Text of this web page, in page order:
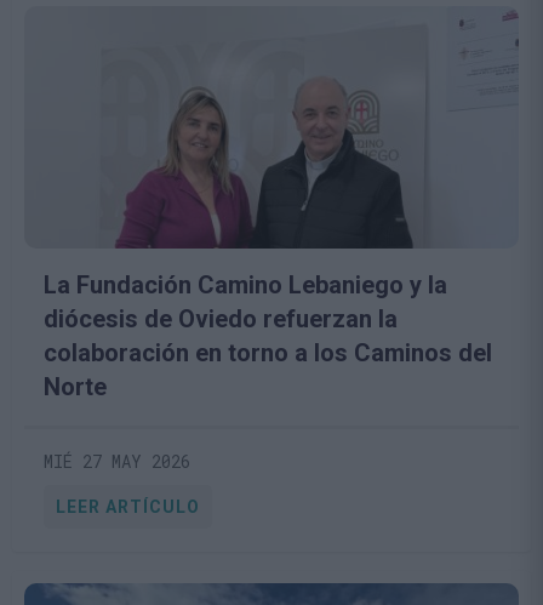
La Fundación Camino Lebaniego y la
diócesis de Oviedo refuerzan la
colaboración en torno a los Caminos del
Norte
MIÉ 27 MAY 2026
LEER ARTÍCULO